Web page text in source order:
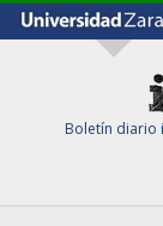
Boletín diario